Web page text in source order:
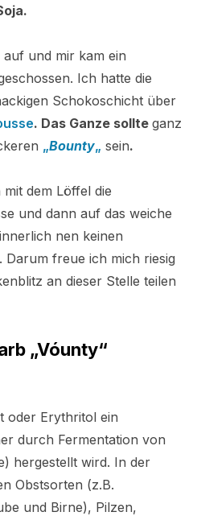
auf und mir kam ein
Ich hatte die
Schokoschicht über
. Das Ganze sollte ganz
„Bounty„ sein.
dem Löffel die
und dann auf das weiche
nen keinen
Darum freue ich mich riesig
an dieser Stelle teilen
„Vóunty“
oder Erythritol ein
durch Fermentation von
hergestellt wird. In der
Obstsorten (z.B.
und Birne), Pilzen,